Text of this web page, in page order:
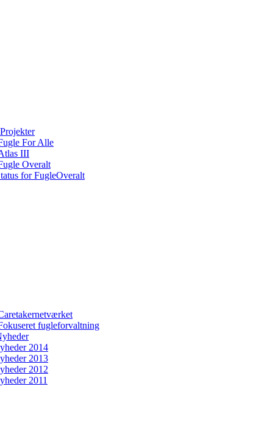
Projekter
For Alle
III
Overalt
for FugleOveralt
fugleforvaltning
2014
2013
2012
2011